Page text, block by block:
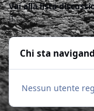
Vai alla lista
Chi sta
Nessun utente